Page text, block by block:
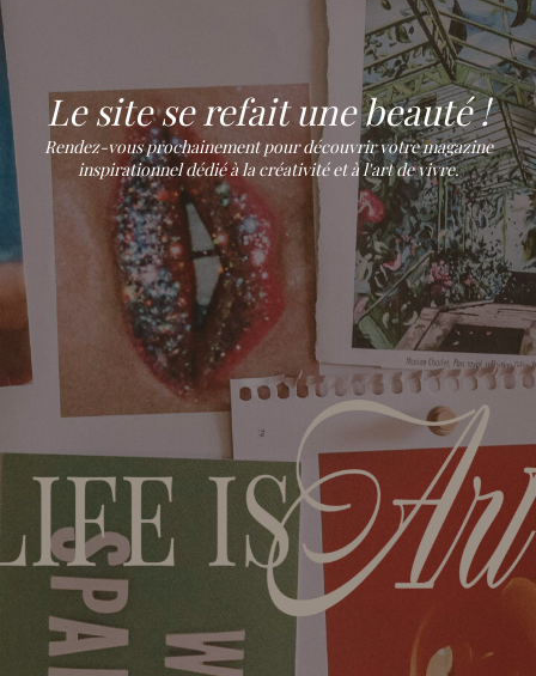
Le site se refait une beauté !
Rendez-vous prochainement pour découvrir votre magazine
inspirationnel dédié à la créativité et à l'art de vivre.